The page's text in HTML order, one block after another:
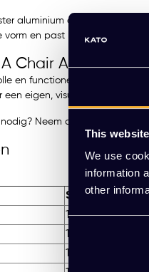
This
We use
information
other
aluminium onderstel –
vorm en past hij perfect in
Chair AAC 221
en functionele draaistoel
eigen, visuele flair.
Neem contact op via
Stopgroep
1
1
1